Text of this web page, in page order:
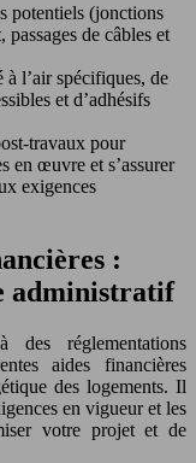
potentiels (jonctions
de câbles et
à l’air spécifiques, de
et d’adhésifs
travaux pour
en œuvre et s’assurer
exigences
:
administratif
des réglementations
aides financières
des logements. Il
en vigueur et les
votre projet et de